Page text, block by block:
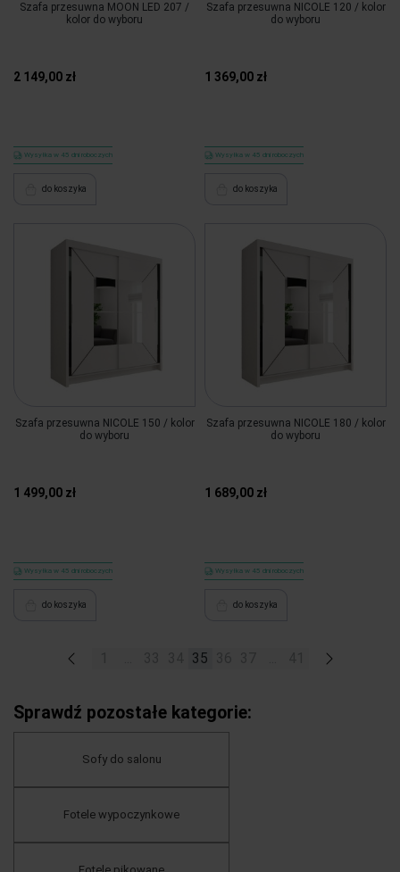
Szafa przesuwna MOON LED 207 /
kolor do wyboru
2 149,00 zł
Wysyłka w 45 dni roboczych
do koszyka
Szafa przesuwna NICOLE 120 / kolor
do wyboru
1 369,00 zł
Wysyłka w 45 dni roboczych
do koszyka
Szafa przesuwna NICOLE 150 / kolor
do wyboru
1 499,00 zł
Wysyłka w 45 dni roboczych
do koszyka
Szafa przesuwna NICOLE 180 / kolor
do wyboru
1 689,00 zł
Wysyłka w 45 dni roboczych
do koszyka
« 35 »
Sprawdź pozostałe kategorie:
Sofy do salonu
Fotele wypoczynkowe